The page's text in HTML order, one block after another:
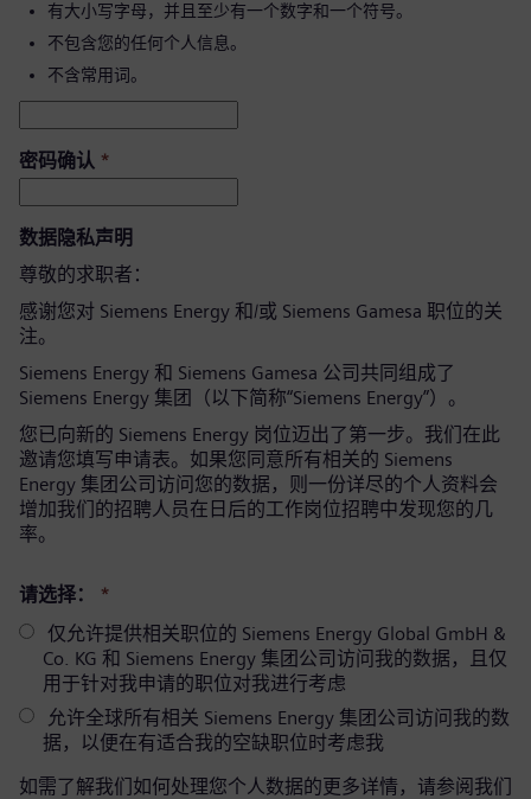
有大小写字母，并且至少有一个数字和一个符号。
不包含您的任何个人信息。
不含常用词。
密码确认 *
数据隐私声明
尊敬的求职者：
感谢您对 Siemens Energy 和/或 Siemens Gamesa 职位的关
注。
Siemens Energy 和 Siemens Gamesa 公司共同组成了
Siemens Energy 集团（以下简称“Siemens Energy”）。
您已向新的 Siemens Energy 岗位迈出了第一步。我们在此
邀请您填写申请表。如果您同意所有相关的 Siemens
Energy 集团公司访问您的数据，则一份详尽的个人资料会
增加我们的招聘人员在日后的工作岗位招聘中发现您的几
率。
请选择：
*
仅允许提供相关职位的 Siemens Energy Global GmbH &
Co. KG 和 Siemens Energy 集团公司访问我的数据，且仅
用于针对我申请的职位对我进行考虑
允许全球所有相关 Siemens Energy 集团公司访问我的数
据，以便在有适合我的空缺职位时考虑我
如需了解我们如何处理您个人数据的更多详情，请参阅我们